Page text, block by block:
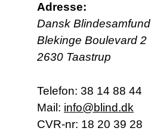
Adresse:
Dansk Blindesamfund
Blekinge Boulevard 2
2630 Taastrup
Telefon: 38 14 88 44
Mail: info@blind.dk
CVR-nr: 18 20 39 28